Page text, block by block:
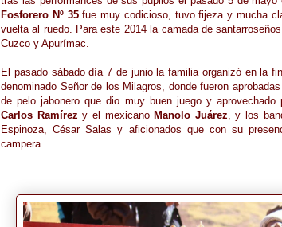
Fosforero Nº 35fue muy codicioso, tuvo fijeza y mucha
vuelta al ruedo. Para este 2014 la camada de
Cuzco y Apurímac.
El pasado sábado día 7 de junio la familia organizó en la
denominado Señor de los Milagros, donde fueron
de pelo jabonero que dio muy buen juego y
Carlos Ramírez y el mexicano Manolo Juárez, y los
Espinoza, César Salas y aficionados que con su
campera.